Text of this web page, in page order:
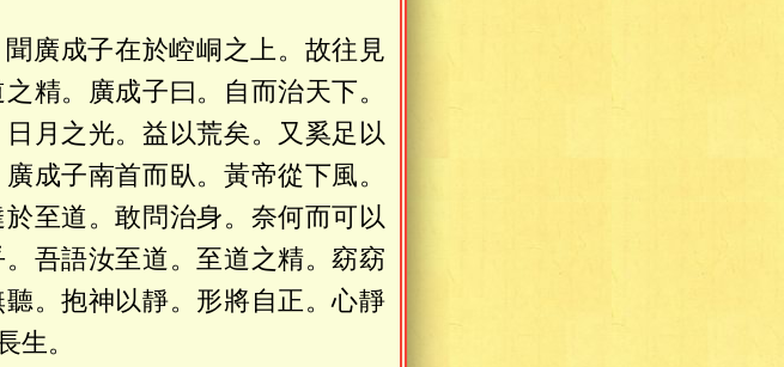
廣成子在於崆峒之上。故往見
精。廣成子曰。自而治天下。
月之光。益以荒矣。又奚足以
成子南首而臥。黃帝從下風。
至道。敢問治身。奈何而可以
吾語汝至道。至道之精。窈窈
。抱神以靜。形將自正。心靜
生。